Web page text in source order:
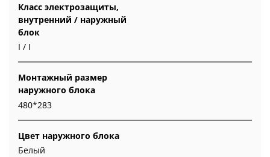
Класс электрозащиты,
внутренний / наружный
блок
I / I
Монтажный размер
наружного блока
480*283
Цвет наружного блока
Белый